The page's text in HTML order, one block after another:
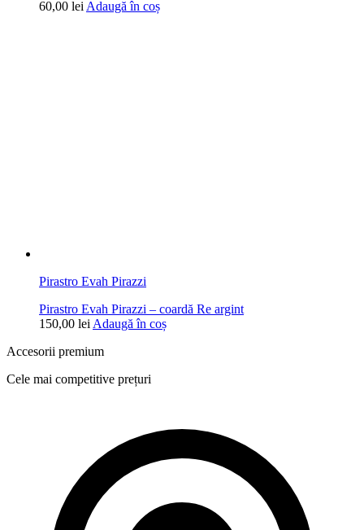
60,00 lei Adaugă în coș
Pirastro Evah Pirazzi
Pirastro Evah Pirazzi – coardă Re argint
150,00 lei Adaugă în coș
Accesorii premium
Cele mai competitive prețuri